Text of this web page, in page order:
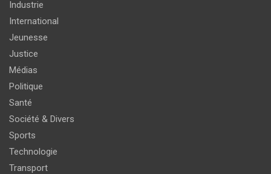
Industrie
International
Jeunesse
Justice
Médias
Politique
Santé
Société & Divers
Sports
Technologie
Transport